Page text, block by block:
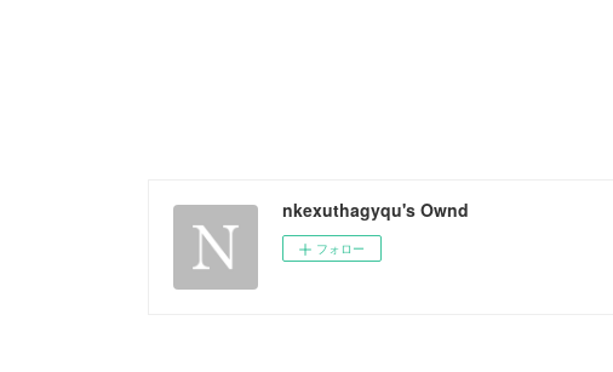
nkexuthagyqu's Ownd
フォロー